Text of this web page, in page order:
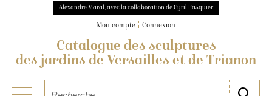
Alexandre Maral, avec la collaboration de Cyril Pasquier
Mon compte Connexion
Catalogue des sculptures
des jardins de Versailles et de Trianon